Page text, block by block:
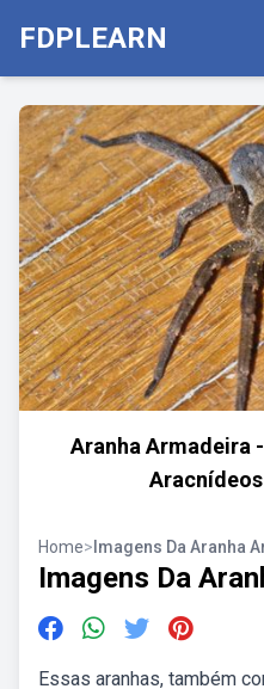
FDPLEARN
Aranha Armadeira
Home> Imagens Da Aranha
Imagens Da
Essas aranhas, também